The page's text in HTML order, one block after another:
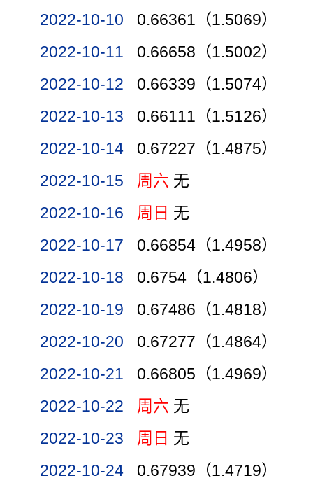
2022-10-10
0.66361（1.5069）
2022-10-11
0.66658（1.5002）
2022-10-12
0.66339（1.5074）
2022-10-13
0.66111（1.5126）
2022-10-14
0.67227（1.4875）
2022-10-15
周六 无
2022-10-16
周日 无
2022-10-17
0.66854（1.4958）
2022-10-18
0.6754（1.4806）
2022-10-19
0.67486（1.4818）
2022-10-20
0.67277（1.4864）
2022-10-21
0.66805（1.4969）
2022-10-22
周六 无
2022-10-23
周日 无
2022-10-24
0.67939（1.4719）